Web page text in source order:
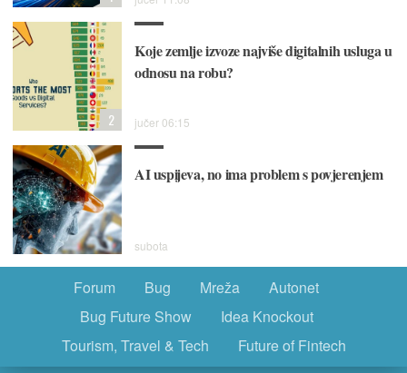
Koje zemlje izvoze najviše digitalnih usluga u
odnosu na robu?
jučer 06:15
2
AI uspijeva, no ima problem s povjerenjem
subota
Forum Bug Mreža
Autonet
Bug Future Show
Idea Knockout
Tourism, Travel & Tech
Future of Fintech